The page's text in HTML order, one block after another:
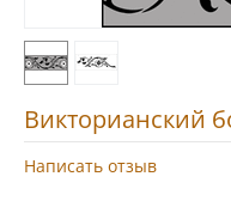
Викторианский
Написать отзыв